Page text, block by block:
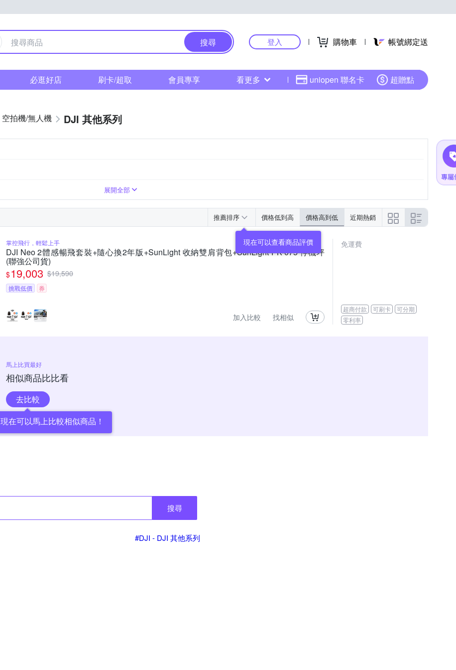
搜尋 登入 購物車 帳號綁定送
必逛好店 刷卡/超取 會員專享 看更多 uniopen 聯名卡 超贈點
空拍機/無人機 DJI 其他系列
展開全部
推薦排序 價格低到高 價格高到低 近期熱銷
現在可以查看商品評價
掌控飛行，輕鬆上手
DJI Neo 2體感暢飛套裝+隨心換2年版+SunLight 收納雙肩背包+SunLight PK-075 停機坪
(聯強公司貨)
$19,003 $19,590
挑戰低價 券
加入比較 找相似
免運費
超商付款 可刷卡
可分期
零利率
馬上比買最好
相似商品比比看
去比較
現在可以馬上比較相似商品！
搜尋
#DJI - DJI 其他系列